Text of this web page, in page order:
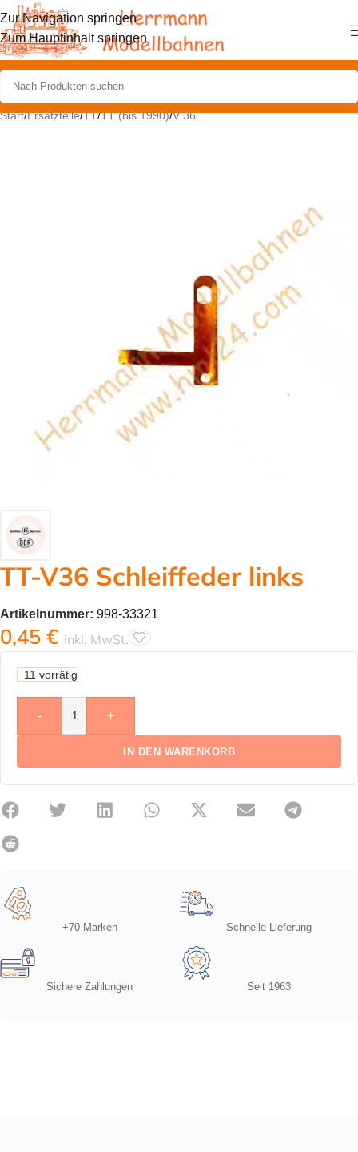
Zur Navigation springen
Zum Hauptinhalt springen
Start/Ersatzteile/TT/TT (bis 1990)/V 36
TT-V36 Schleiffeder links
Artikelnummer: 998-33321
0,45 € inkl. MwSt.
11 vorrätig
- +
IN DEN WARENKORB
+70 Marken Schnelle Lieferung
Sichere Zahlungen Seit 1963